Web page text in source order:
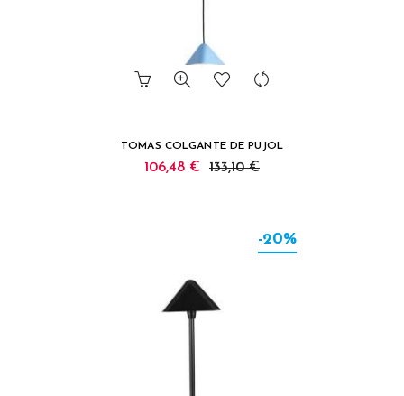
TOMAS COLGANTE DE PUJOL
106,48 € 133,10 €
-20%